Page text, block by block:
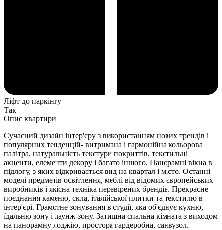
Ліфт до паркінгу
Так
Опис квартири
Сучасний дизайн інтер'єру з використанням нових трендів і
популярних тенденцій- витримана і гармонійна кольорова
палітра, натуральність текстури покриттів, текстильні
акценти, елементи декору і багато іншого. Панорамні вікна в
підлогу, з яких відкривається вид на квартал і місто. Останні
моделі предметів освітлення, меблі від відомих європейських
виробників і якісна техніка перевірених брендів. Прекрасне
поєднання каменю, скла, італійської плитки та текстилю в
інтер'єрі. Грамотне зонування в студії, яка об'єднує кухню,
їдальню зону і лаунж-зону. Затишна спальна кімната з виходом
на панорамну лоджію, простора гардеробна, санвузол.